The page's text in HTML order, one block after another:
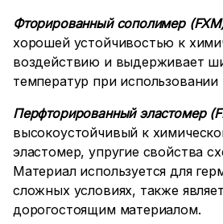
Фторированный сополимер
хорошей устойчивостью к
воздействию и выдерживает
температур при использовании
Перфторированный эластомер
высокоустойчивый к
эластомер, упругие свойства
Материал используется для
сложных условиях, также
дорогостоящим материалом.